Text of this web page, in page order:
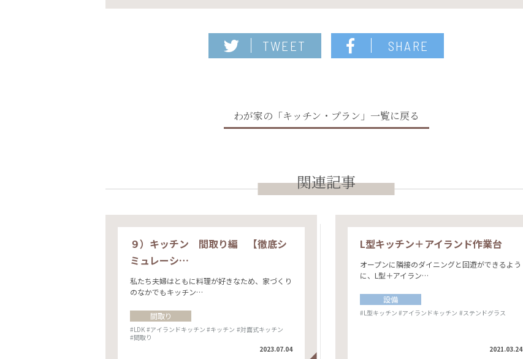
TWEET SHARE
わが家の「キッチン・プラン」一覧に戻る
関連記事
９）キッチン 間取り編 【徹底シ
ミュレーシ…
私たち夫婦はともに料理が好きなため、家づくり
のなかでもキッチン…
間取り
#LDK #アイランドキッチン #キッチン #対面式キッチン
#間取り
2023.07.04
L型キッチン＋アイランド作業台
オープンに隣接のダイニングと回遊ができるよう
に、L型＋アイラン…
設備
#L型キッチン #アイランドキッチン #ステンドグラス
2021.03.24